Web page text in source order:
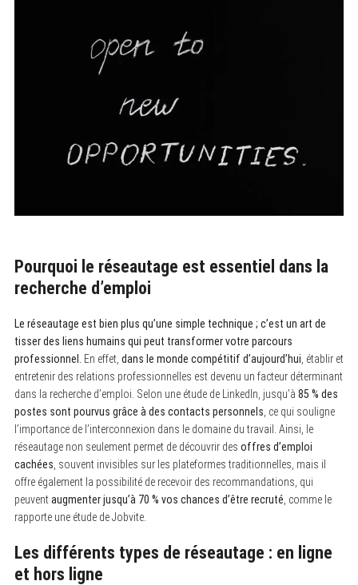
Pourquoi le réseautage est essentiel dans la
recherche d’emploi
Le réseautage est bien plus qu’une simple technique ; c’est un art de
tisser des liens humains qui peut transformer votre parcours
professionnel.
En effet, dans le monde compétitif d’aujourd’hui , établir et
entretenir des relations professionnelles est devenu un facteur déterminant
dans la recherche d’emploi. Selon une étude de LinkedIn, jusqu’à 85 % des
postes sont pourvus grâce à des contacts personnels , ce qui souligne
l’importance de l’interconnexion dans le domaine du travail. Ainsi, le
réseautage non seulement permet de découvrir des offres d’emploi
cachées , souvent invisibles sur les plateformes traditionnelles, mais il
offre également la possibilité de recevoir des recommandations, qui
peuventaugmenter jusqu’à 70 % vos chances d’être recruté , comme le
rapporte une étude de Jobvite.
Les différents types de réseautage : en ligne
et hors ligne